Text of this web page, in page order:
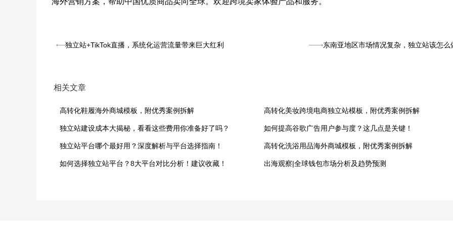
独立站+TikTok直播，系统化运营流量带来巨大红利 东南亚地区市场情况复杂，独立站该怎么
相关文章
高转化鞋履海外商城模板，附优秀案例拆解 高转化美妆跨境电商独立站模板，附优秀案例拆解
独立站建设成本大揭秘，看看这些费用你准备好了吗？ 如何提高谷歌广告用户参与度？这几点是关键！
独立站平台哪个最好用？深度解析与平台选择指南！ 高转化洗浴用品海外商城模板，附优秀案例拆解
如何选择独立站平台？8大平台对比分析！建议收藏！ 出海观察|全球钱包市场分析及趋势预测